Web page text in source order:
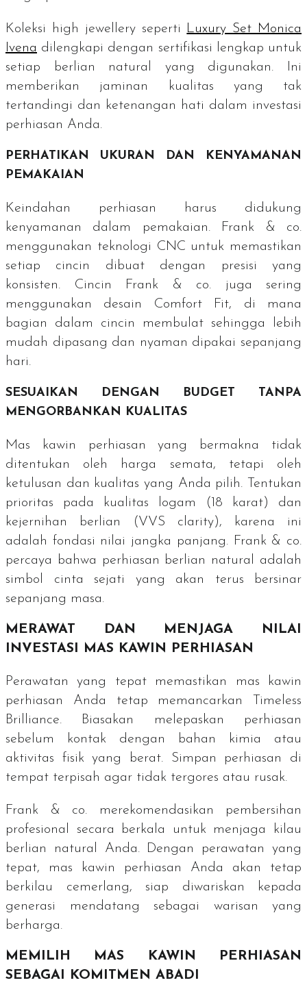
Koleksi high jewelleryseperti Luxury Set Monica
Ivena dilengkapi dengan sertifikasi lengkap untuk
setiap berlian natural yang digunakan. Ini
memberikan jaminan kualitas yang tak
tertandingi dan ketenangan hati dalam investasi
perhiasan Anda.
PERHATIKAN UKURAN DAN KENYAMANAN
PEMAKAIAN
Keindahan perhiasan harus didukung
kenyamanan dalam pemakaian. Frank & co.
menggunakan teknologi CNC untuk memastikan
setiap cincin dibuat dengan presisi yang
konsisten. Cincin Frank & co. juga sering
menggunakan desain Comfort Fit, di mana
bagian dalam cincin membulat sehingga lebih
mudah dipasang dan nyaman dipakai sepanjang
hari.
SESUAIKAN DENGAN BUDGET
TANPA
MENGORBANKAN KUALITAS
Mas kawin perhiasan yang bermakna tidak
ditentukan oleh harga semata, tetapi oleh
ketulusan dan kualitas yang Anda pilih. Tentukan
prioritas pada kualitas logam (18 karat) dan
kejernihan berlian (VVS clarity), karena ini
adalah fondasi nilai jangka panjang. Frank & co.
percaya bahwa perhiasan berlian natural adalah
simbol cinta sejati yang akan terus bersinar
sepanjang masa.
MERAWAT DAN MENJAGA NILAI
INVESTASI MAS KAWIN PERHIASAN
Perawatan yang tepat memastikan mas kawin
perhiasan Anda tetap memancarkan
Timeless
Brilliance. Biasakan melepaskan perhiasan
sebelum kontak dengan bahan kimia atau
aktivitas fisik yang berat. Simpan perhiasan di
tempat terpisah agar tidak tergores atau rusak.
Frank & co. merekomendasikan pembersihan
profesional secara berkala untuk menjaga kilau
berlian natural Anda. Dengan perawatan yang
tepat, mas kawin perhiasan Anda akan tetap
berkilau cemerlang, siap diwariskan kepada
generasi mendatang sebagai warisan yang
berharga.
MEMILIH MAS KAWIN PERHIASAN
SEBAGAI KOMITMEN ABADI